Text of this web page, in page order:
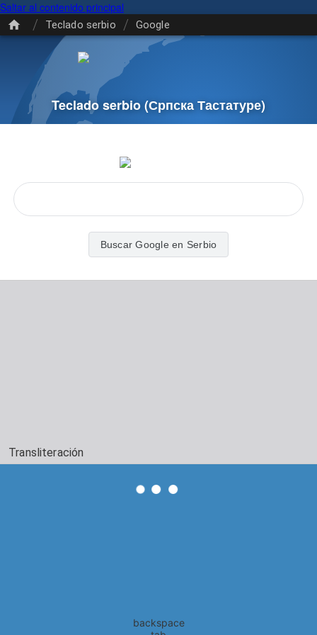
Saltar al contenido principal
/ Teclado serbio / Google
Teclado serbio(Српска Тастатуре)
Buscar Google en Serbio
backspace
Transliteración